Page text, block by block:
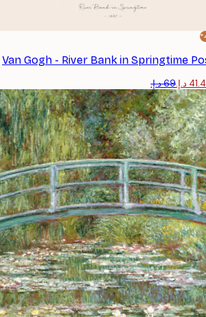
Van Gogh - River Bank in Springtime